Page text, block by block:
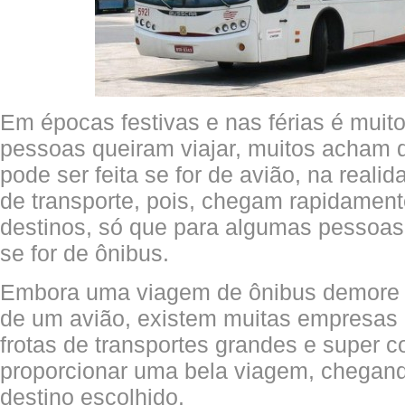
Em épocas festivas e nas férias é
pessoas queiram viajar, muitos acham
pode ser feita se for de avião, na
de transporte, pois, chegam
destinos, só que para algumas
se for de ônibus.
Embora uma viagem de ônibus
de um avião, existem muitas
frotas de transportes grandes e super
proporcionar uma bela viagem,
destino escolhido.